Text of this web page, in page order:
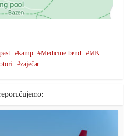
kamp Medicine bend
MK
zaječar